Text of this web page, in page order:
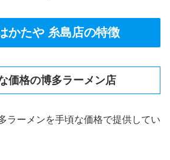
かたや 糸島店の特徴
価格の博多ラーメン店
ラーメンを手頃な価格で提供してい